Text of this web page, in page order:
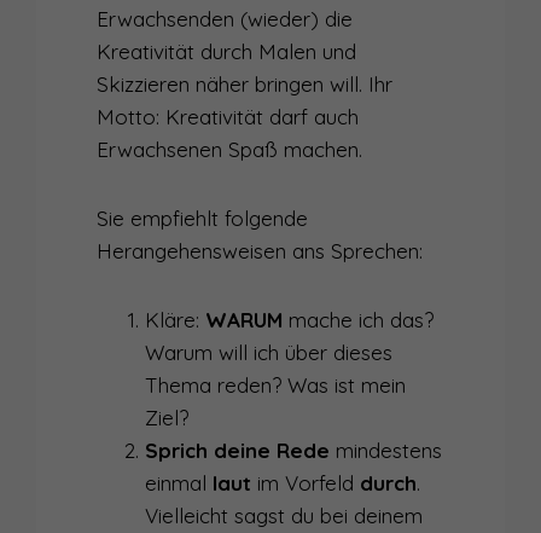
Erwachsenden (wieder) die
Kreativität durch Malen und
Skizzieren näher bringen will. Ihr
Motto: Kreativität darf auch
Erwachsenen Spaß machen.
Sie empfiehlt folgende
Herangehensweisen ans Sprechen:
Kläre: WARUM mache ich das?
Warum will ich über dieses
Thema reden? Was ist mein
Ziel?
Sprich deine Rede mindestens
einmal laut im Vorfeld durch.
Vielleicht sagst du bei deinem